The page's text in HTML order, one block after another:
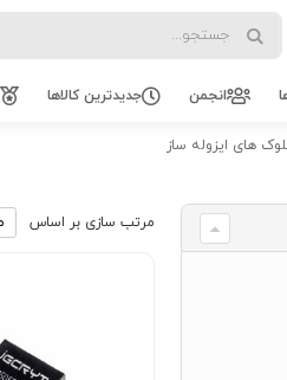
انجمن جدیدترین کالاها
های ایزوله ساز
مرتب سازی بر اساس